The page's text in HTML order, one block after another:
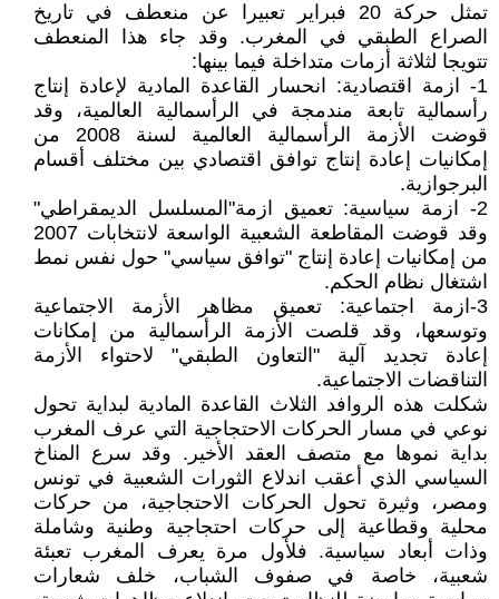
تمثل حركة 20 فبراير تعبيرا عن منعطف في تاريخ
الصراع الطبقي في المغرب. وقد جاء هذا المنعطف
تتويجا لثلاثة أزمات متداخلة فيما بينها:
1- ازمة اقتصادية: انحسار القاعدة المادية لإعادة إنتاج
رأسمالية تابعة مندمجة في الرأسمالية العالمية، وقد
قوضت الأزمة الرأسمالية العالمية لسنة 2008 من
إمكانيات إعادة إنتاج توافق اقتصادي بين مختلف أقسام
البرجوازية.
2- ازمة سياسية: تعميق ازمة"المسلسل الديمقراطي"
وقد قوضت المقاطعة الشعبية الواسعة لانتخابات 2007
من إمكانيات إعادة إنتاج "توافق سياسي" حول نفس نمط
اشتغال نظام الحكم.
3-ازمة اجتماعية: تعميق مظاهر الأزمة الاجتماعية
وتوسعها، وقد قلصت الأزمة الرأسمالية من إمكانات
إعادة تجديد آلية "التعاون الطبقي" لاحتواء الأزمة
التناقضات الاجتماعية.
شكلت هذه الروافد الثلاث القاعدة المادية لبداية تحول
نوعي في مسار الحركات الاحتجاجية التي عرف المغرب
بداية نموها مع متصف العقد الأخير. وقد سرع المناخ
السياسي الذي أعقب اندلاع الثورات الشعبية في تونس
ومصر، وثيرة تحول الحركات الاحتجاجية، من حركات
محلية وقطاعية إلى حركات احتجاجية وطنية وشاملة
وذات أبعاد سياسية. فلأول مرة يعرف المغرب تعبئة
شعبية، خاصة في صفوف الشباب، خلف شعارات